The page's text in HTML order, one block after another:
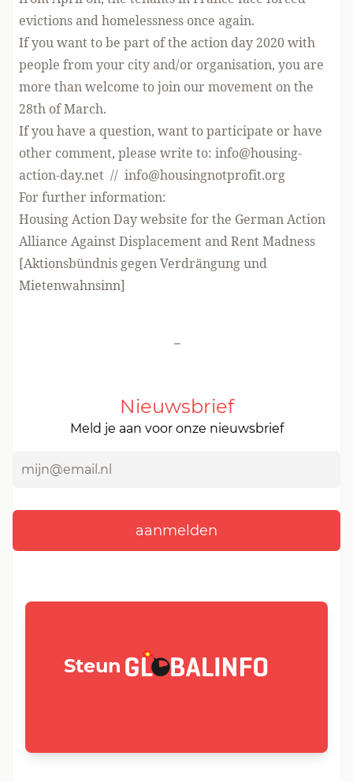
evictions and homelessness once again.
If you want to be part of the action day 2020 with
people from your city and/or organisation, you are
more than welcome to join our movement on the
28th of March.
If you have a question, want to participate or have
other comment, please write to: info@housing-
action-day.net // info@housingnotprofit.org
For further information:
Housing Action Day website for the German Action
Alliance Against Displacement and Rent Madness
[Aktionsbündnis gegen Verdrängung und
Mietenwahnsinn]
-
Nieuwsbrief
Meld je aan voor onze nieuwsbrief
Steun GLOBALINFO.nl